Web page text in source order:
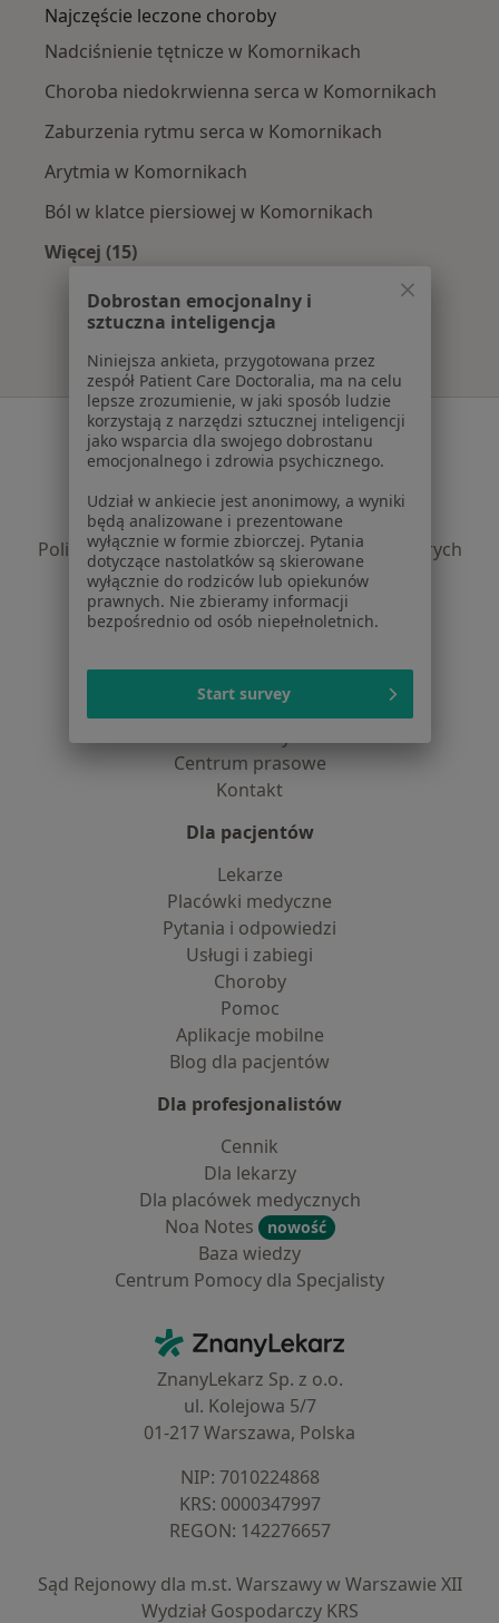
Najczęście leczone choroby
Nadciśnienie tętnicze w Komornikach
Choroba niedokrwienna serca w Komornikach
Zaburzenia rytmu serca w Komornikach
Arytmia w Komornikach
Ból w klatce piersiowej w Komornikach
Więcej (15)
Serwis
Regulamin
Polityka prywatności pacjentów
Polityka prywatności profesjonalistów
Polityka prywatności dla profesjonalistów, których
dane pozyskaliśmy samodzielnie
Polityka cookies
Jak działają wyniki wyszukiwania
O nas
Rekrutujemy!
Centrum prasowe
Kontakt
Dla pacjentów
Lekarze
Placówki medyczne
Pytania i odpowiedzi
Usługi i zabiegi
Choroby
Pomoc
Aplikacje mobilne
Blog dla pacjentów
Dla profesjonalistów
Cennik
Dla lekarzy
Dla placówek medycznych
Noa Notes
nowość
Baza wiedzy
Centrum Pomocy dla Specjalisty
ZnanyLekarz - Strona główna
ZnanyLekarz Sp. z o.o.
ul. Kolejowa 5/7
01-217 Warszawa, Polska
NIP: ⁠7010224868
KRS: ⁠0000347997
REGON: ⁠142276657
Sąd Rejonowy dla m.st. Warszawy w Warszawie XII
Wydział Gospodarczy KRS
Dobrostan emocjonalny i
sztuczna inteligencja
Niniejsza ankieta, przygotowana przez
zespół Patient Care Doctoralia, ma na celu
lepsze zrozumienie, w jaki sposób ludzie
korzystają z narzędzi sztucznej inteligencji
jako wsparcia dla swojego dobrostanu
emocjonalnego i zdrowia psychicznego.
Udział w ankiecie jest anonimowy, a wyniki
będą analizowane i prezentowane
wyłącznie w formie zbiorczej. Pytania
dotyczące nastolatków są skierowane
wyłącznie do rodziców lub opiekunów
prawnych. Nie zbieramy informacji
bezpośrednio od osób niepełnoletnich.
Start survey